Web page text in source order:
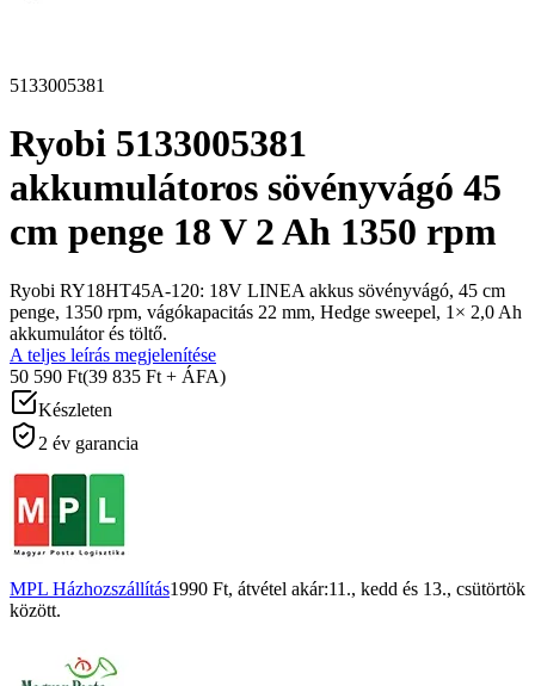
5133005381
Ryobi 5133005381
akkumulátoros sövényvágó 45
cm penge 18 V 2 Ah 1350 rpm
Ryobi RY18HT45A-120: 18V LINEA akkus sövényvágó, 45 cm
penge, 1350 rpm, vágókapacitás 22 mm, Hedge sweepel, 1× 2,0 Ah
akkumulátor és töltő.
A teljes leírás megjelenítése
50 590 Ft(39 835 Ft + ÁFA)
Készleten
2 év garancia
MPL Házhozszállítás1990 Ft, átvétel akár:11., kedd és 13., csütörtök
között.